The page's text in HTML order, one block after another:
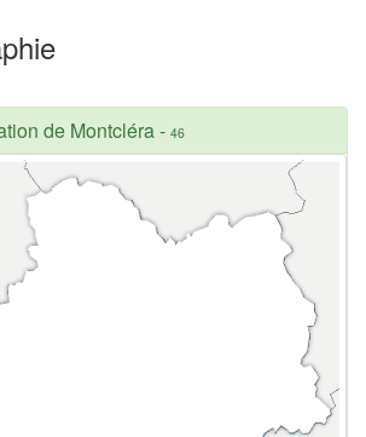
de Montcléra- 46